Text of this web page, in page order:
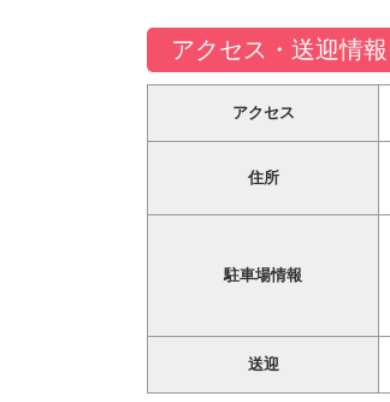
アクセス・送迎情報
アクセス
住所
駐車場情報
送迎